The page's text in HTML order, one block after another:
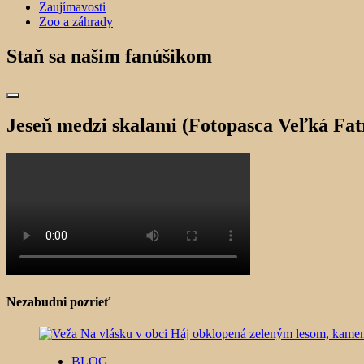
Zaujímavosti
Zoo a záhrady
Staň sa našim fanúšikom
Jeseň medzi skalami (Fotopasca Veľká
Nezabudni pozrieť